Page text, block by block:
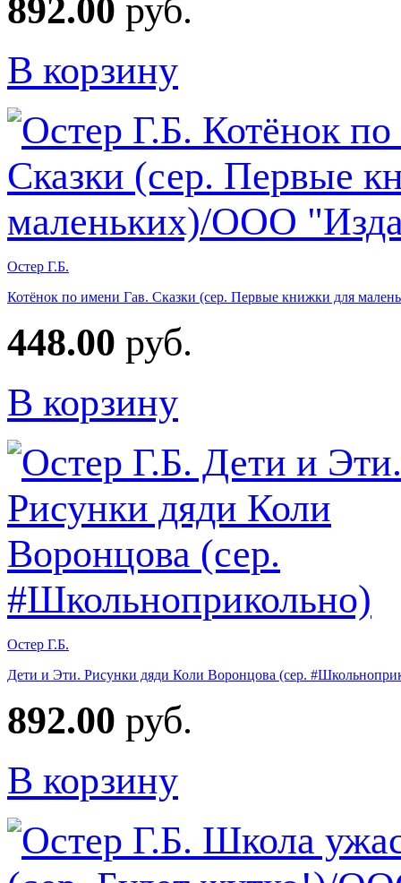
892.00 руб.
В корзину
Остер Г.Б.
Котёнок по имени Гав. Сказки (сер. Первые книжки для
448.00 руб.
В корзину
Остер Г.Б.
Дети и Эти. Рисунки дяди Коли Воронцова (сер.
892.00 руб.
В корзину